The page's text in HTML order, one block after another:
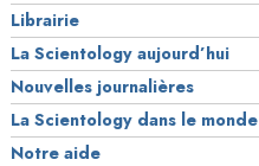
Librairie
La Scientology aujourd’hui
Nouvelles journalières
La Scientology dans le monde
Notre aide